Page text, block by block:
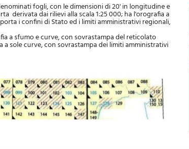
fogli, con le dimensioni di 20' in longitudine e
derivata dai rilievi alla scala 1:25 000; ha l'orografia a
i confini di Stato ed i limiti amministrativi regionali,
a sfumo e curve, con sovrastampa del reticolato
sole curve, con sovrastampa dei limiti amministrativi